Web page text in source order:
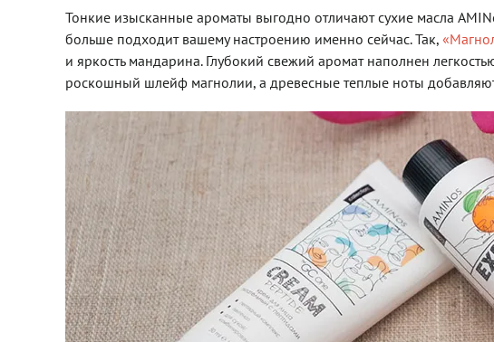
Тонкие изысканные ароматы выгодно отличают сухие масла
больше подходит вашему настроению именно сейчас. Так,
и яркость мандарина. Глубокий свежий аромат наполнен
роскошный шлейф магнолии, а древесные теплые ноты